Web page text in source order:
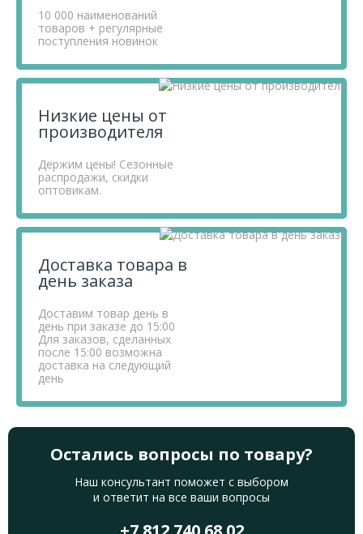
10 000 наименований
товаров + регулярные
поступления новинок
Низкие цены от
производителя
Держим цены! Сезонные
распродажи, скидки
оптовикам.
Доставка товара в
день заказа
Доставим товар день в
день при заказе до 15:00
Для заказов, сделанных
после 15:00 возможна
доставка на следующий
день
Остались вопросы по товару?
Наш консультант поможет с выбором
и ответит на все ваши вопросы